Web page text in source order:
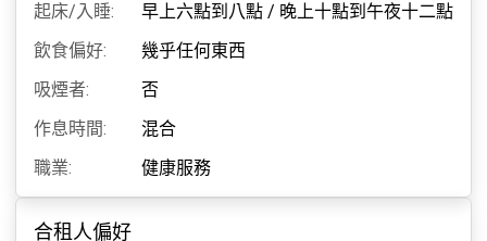
起床/入睡:
早上六點到八點 / 晚上十點到午夜十二點
飲食偏好:
幾乎任何東西
吸煙者:
否
作息時間:
混合
職業:
健康服務
合租人偏好